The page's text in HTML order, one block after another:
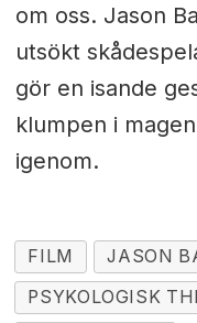
om oss. Jason
utsökt
gör en isande
klumpen i
igenom.
FILM JASON
PSYKOLOGISK